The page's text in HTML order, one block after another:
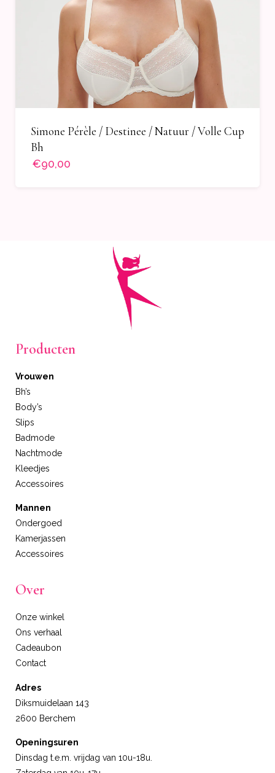
Simone Pérèle / Destinee / Natuur / Volle Cup
Bh
€90,00
Producten
Vrouwen
Bh’s
Body’s
Slips
Badmode
Nachtmode
Kleedjes
Accessoires
Mannen
Ondergoed
Kamerjassen
Accessoires
Over
Onze winkel
Ons verhaal
Cadeaubon
Contact
Adres
Diksmuidelaan 143
2600 Berchem
Openingsuren
Dinsdag t.e.m. vrijdag van 10u-18u.